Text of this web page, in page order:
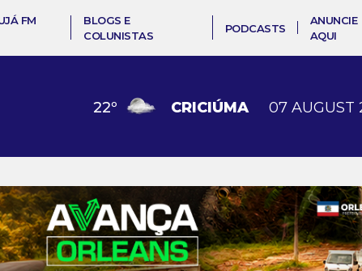
FM
BLOGS E
COLUNISTAS
PODCASTS
ANUNCIE
AQUI
22º CRICIÚMA 07 AUGUST